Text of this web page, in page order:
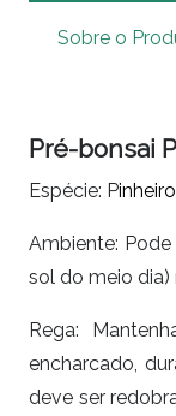
Sobre o
Pré-bonsai
Espécie: Pinheiro
Ambiente:
sol do meio dia)
Rega:
encharcado,
deve ser